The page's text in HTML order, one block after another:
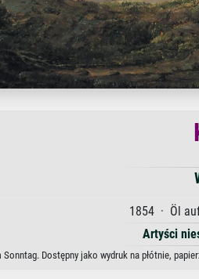
1854 · Öl
Artyści
Sonntag. Dostępny jako wydruk na płótnie,